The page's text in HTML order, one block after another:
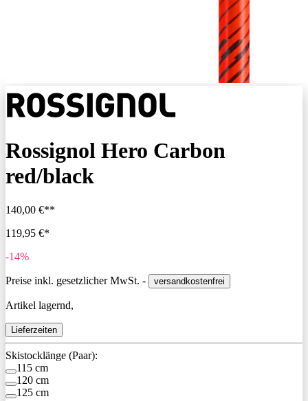
Rossignol Hero Carbon
red/black
140,00 €**
119,95 €*
-14%
Preise inkl. gesetzlicher MwSt. - versandkostenfrei
Artikel lagernd,
Lieferzeiten
Skistocklänge (Paar):
115 cm
120 cm
125 cm